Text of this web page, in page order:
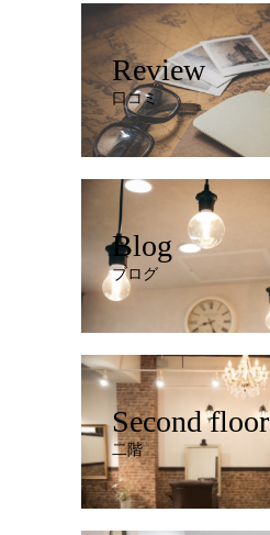
Review
口コミ
Blog
ブログ
Second floor
二階